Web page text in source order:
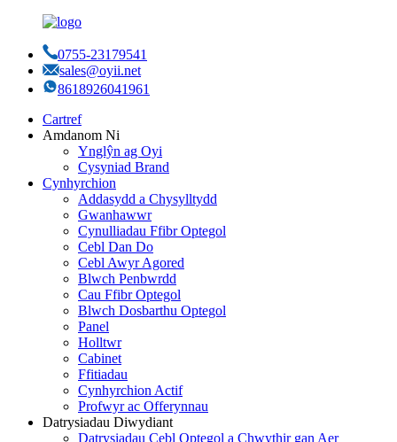
0755-23179541
sales@oyii.net
8618926041961
Cartref
Amdanom Ni
Ynglŷn ag Oyi
Cysyniad Brand
Cynhyrchion
Addasydd a Chysylltydd
Gwanhawwr
Cynulliadau Ffibr Optegol
Cebl Dan Do
Cebl Awyr Agored
Blwch Penbwrdd
Cau Ffibr Optegol
Blwch Dosbarthu Optegol
Panel
Holltwr
Cabinet
Ffitiadau
Cynhyrchion Actif
Profwyr ac Offerynnau
Datrysiadau Diwydiant
Datrysiadau Cebl Optegol a Chwythir gan Aer